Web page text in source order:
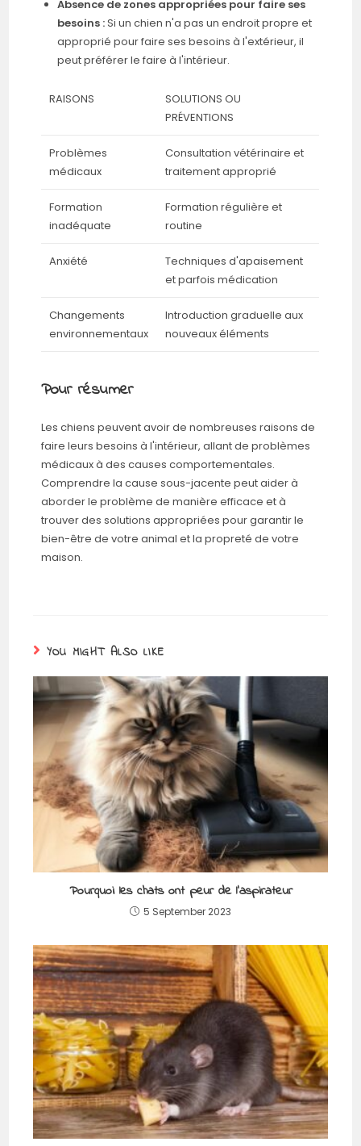
Absence de zones appropriées pour faire ses
besoins :Si un chien n'a pas un endroit propre et
approprié pour faire ses besoins à l'extérieur, il
peut préférer le faire à l'intérieur.
RAISONS
SOLUTIONS OU
PRÉVENTIONS
Problèmes
médicaux
Consultation vétérinaire et
traitement approprié
Formation
inadéquate
Formation régulière et
routine
Anxiété
Techniques d'apaisement
et parfois médication
Changements
environnementaux
Introduction graduelle aux
nouveaux éléments
Pour résumer
Les chiens peuvent avoir de nombreuses raisons de
faire leurs besoins à l'intérieur, allant de problèmes
médicaux à des causes comportementales.
Comprendre la cause sous-jacente peut aider à
aborder le problème de manière efficace et à
trouver des solutions appropriées pour garantir le
bien-être de votre animal et la propreté de votre
maison.
YOU MIGHT ALSO LIKE
Pourquoi les chats ont peur de l’aspirateur
5 September 2023